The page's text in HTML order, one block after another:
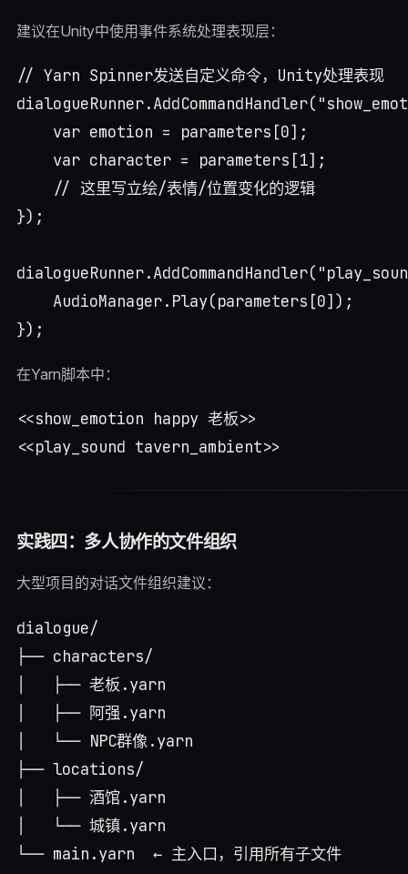
建议在Unity中使用事件系统处理表现层：
// Yarn Spinner发送自定义命令，Unity处理表现
    var emotion = parameters[0];
    var character = parameters[1];
    // 这里写立绘/表情/位置变化的逻辑
});
    AudioManager.Play(parameters[0]);
在Yarn脚本中：
<<show_emotion happy 老板>>
实践四：多人协作的文件组织
大型项目的对话文件组织建议：
dialogue/
├── characters/
│   ├── 老板.yarn
│   ├── 阿强.yarn
│   └── NPC群像.yarn
├── locations/
│   ├── 酒馆.yarn
│   └── 城镇.yarn
└── main.yarn  ← 主入口，引用所有子文件